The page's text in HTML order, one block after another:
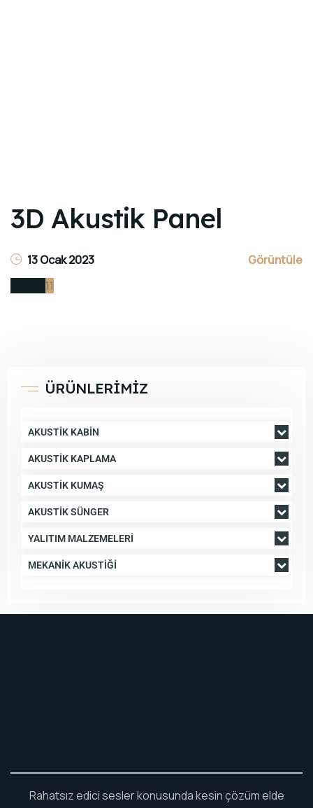
3D Akustik Panel
13 Ocak 2023
Görüntüle
11
ÜRÜNLERİMİZ
AKUSTIK KABIN
AKUSTIK KAPLAMA
AKUSTIK KUMAŞ
AKUSTIK SÜNGER
YALITIM MALZEMELERI
MEKANIK AKUSTIĞI
Rahatsız edici sesler konusunda kesin çözüm elde